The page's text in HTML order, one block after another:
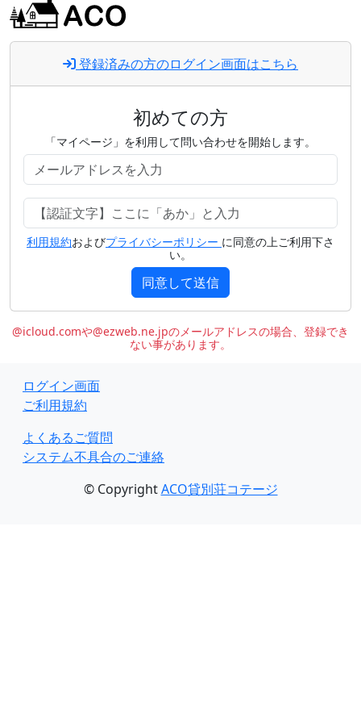
登録済みの方のログイン画面はこちら
初めての方
「マイページ」を利用して問い合わせを開始します。
利用規約およびプライバシーポリシー に同意の上ご利用下さ
い。
同意して送信
@icloud.comや@ezweb.ne.jpのメールアドレスの場合、登録でき
ない事があります。
ログイン画面
ご利用規約
よくあるご質問
システム不具合のご連絡
© CopyrightACO貸別荘コテージ